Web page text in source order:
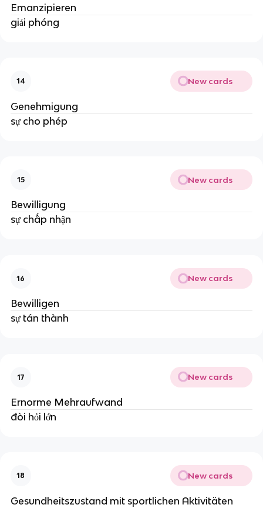
Emanzipieren
giải phóng
14 New cards
Genehmigung
sự cho phép
15 New cards
Bewilligung
sự chấp nhận
16 New cards
Bewilligen
sự tán thành
17 New cards
Ernorme Mehraufwand
đòi hỏi lớn
18 New cards
Gesundheitszustand mit sportlichen Aktivitäten